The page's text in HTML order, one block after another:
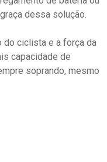
dessa solução.
do ciclista e a força da
capacidade de
soprando, mesmo